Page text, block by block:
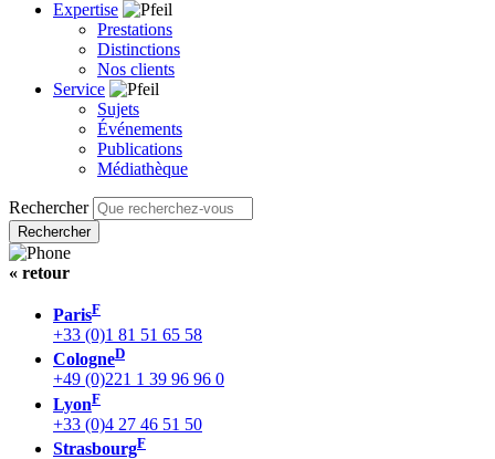
Expertise
Prestations
Distinctions
Nos clients
Service
Sujets
Événements
Publications
Médiathèque
Rechercher
« retour
ParisF
+33 (0)1 81 51 65 58
CologneD
+49 (0)221 1 39 96 96 0
LyonF
+33 (0)4 27 46 51 50
StrasbourgF